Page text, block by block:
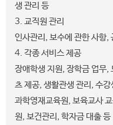
생 관리 등
3. 교직원 관리
인사관리, 보수에 관한 사항,
4. 각종 서비스 제공
장애학생 지원, 장학금 업무,
츠 제공, 생활관생 관리, 수
과학영재교육원, 보육교사
원, 보건관리, 학자금 대출 등